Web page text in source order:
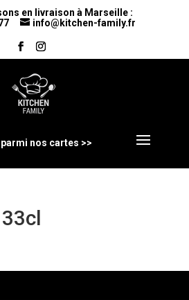
en livraison à Marseille :
info@kitchen-family.fr
nos cartes >>